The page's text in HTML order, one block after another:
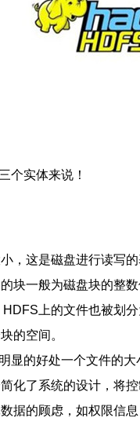
个实体来说！
这是磁盘进行读写的
块一般为磁盘块的整
HDFS 上的文件也被划
的空间。
显的好处一个文件的
化了系统的设计，将
据的顾虑，如权限信